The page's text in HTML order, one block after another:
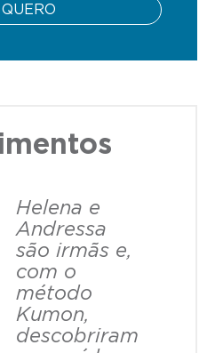
QUERO
Helena e
Andressa
são irmãs e,
com o
método
Kumon,
descobriram